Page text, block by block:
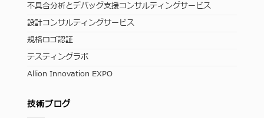
不具合分析とデバッグ支援コンサルティングサービス
設計コンサルティングサービス
規格ロゴ認証
テスティングラボ
Allion Innovation EXPO
技術ブログ